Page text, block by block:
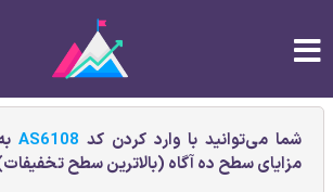
شما می‌توانید با وارد کردن کد AS6108
مزایای سطح ده آگاه (بالاترین سطح